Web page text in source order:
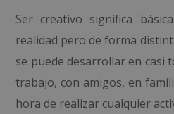
Ser creativo significa
realidad pero de forma
se puede desarrollar en casi
trabajo, con amigos, en
hora de realizar cualquier